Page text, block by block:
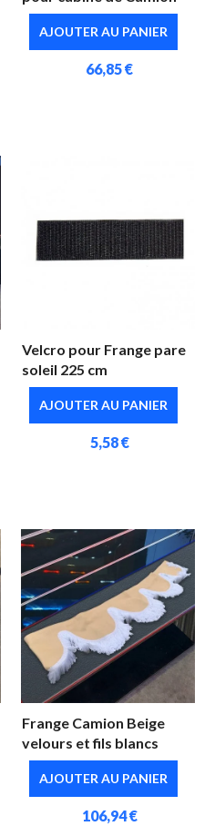
AJOUTER AU PANIER
66,85 €
Velcro pour Frange pare
soleil 225 cm
AJOUTER AU PANIER
5,58 €
Frange Camion Beige
velours et fils blancs
AJOUTER AU PANIER
106,94 €